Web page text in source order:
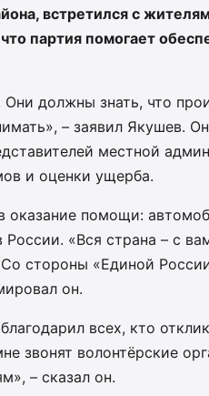
встретился с
партия помогает
должны знать, что
– заявил Якушев.
местной
и оценки ущерба.
оказание помощи:
«Вся страна – с
стороны «Единой
он.
всех, кто
звонят волонтёрские
– сказал он.